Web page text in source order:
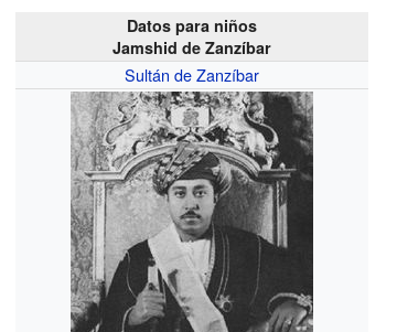
Datos para niños
Jamshid de Zanzíbar
Sultán de Zanzíbar